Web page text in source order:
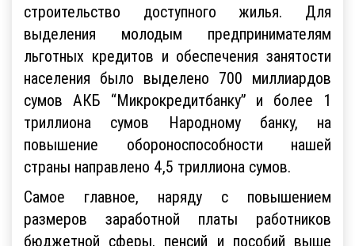
строительство доступного жилья. Для
выделения молодым предпринимателям
льготных кредитов и обеспечения занятости
населения было выделено 700 миллиардов
сумов АКБ “Микрокредитбанку” и более 1
триллиона сумов Народному банку, на
повышение обороноспособности нашей
страны направлено 4,5 триллиона сумов.
Самое главное, наряду с повышением
размеров заработной платы работников
бюджетной сферы, пенсий и пособий выше